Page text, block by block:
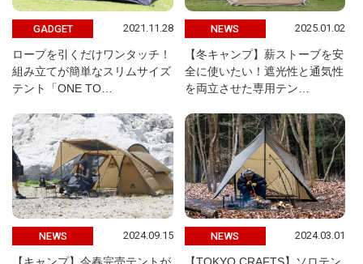
GADGET 2021.11.28
ロープを引くだけワンタッチ！
組み立てが簡単なスリムサイズ
テント「ONE TO…
NEWS 2025.01.02
【冬キャンプ】薪ストーブを安
全に使いたい！遮光性と通気性
を両立させた専用テン…
NEWS 2024.09.15 NEWS 2024.03.01